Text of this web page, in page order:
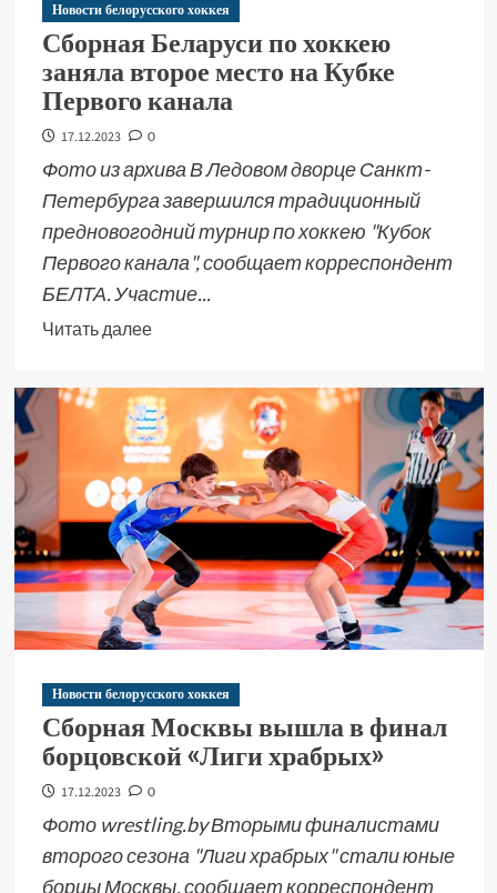
Новости белорусского хоккея
Сборная Беларуси по хоккею
заняла второе место на Кубке
Первого канала
17.12.2023 0
Фото из архива В Ледовом дворце Санкт-
Петербурга завершился традиционный
предновогодний турнир по хоккею "Кубок
Первого канала", сообщает корреспондент
БЕЛТА. Участие...
Читать далее
Новости белорусского хоккея
Сборная Москвы вышла в финал
борцовской «Лиги храбрых»
17.12.2023 0
Фото wrestling.by Вторыми финалистами
второго сезона "Лиги храбрых" стали юные
борцы Москвы, сообщает корреспондент